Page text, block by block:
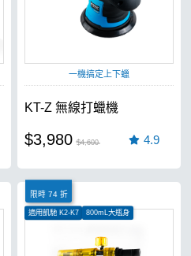
一機搞定上下蠟
KT-Z 無線打蠟機
$3,980 $4,600 4.9
限時 74 折
適用凱馳 K2-K7
800mL大瓶身